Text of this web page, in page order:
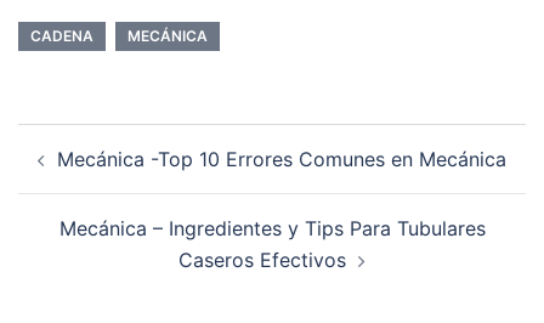
CADENA MECÁNICA
de Mecánica -Top 10 Errores Comunes en Mecánica
Mecánica – Ingredientes y Tips Para Tubulares
Caseros Efectivos